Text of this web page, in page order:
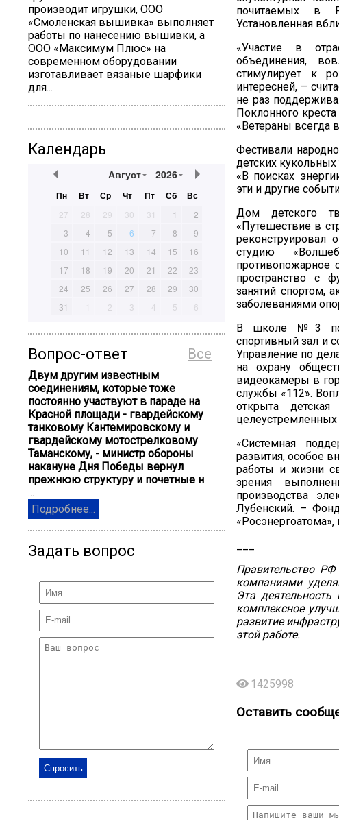
производит игрушки, ООО
«Смоленская вышивка» выполняет
работы по нанесению вышивки, а
ООО «Максимум Плюс» на
современном оборудовании
изготавливает вязаные шарфики
для...
Календарь
Август 2026
Пн Вт Ср Чт Пт Сб Вс
27 28 29 30 31 1
2
3
4 5 6 7 8
9
10
11 12 13 14 15
16
17
18 19 20 21 22
23
24
25 26 27 28 29
30
31
1 2 3 4 5 6
Все
Вопрос-ответ
Двум другим известным
соединениям, которые тоже
постоянно участвуют в параде на
Красной площади - гвардейскому
танковому Кантемировскому и
гвардейскому мотострелковому
Таманскому, - министр обороны
накануне Дня Победы вернул
прежнюю структуру и почетные н
...
Подробнее...
Задать вопрос
почитаемых в
Установленная
«Участие в
объединения,
стимулирует к
интересней, –
не раз
Поклонного
«Ветераны всегда
Фестивали
детских
«В поисках
эти и другие
Дом детского
«Путешествие в
реконструировал
студию
противопожарное
пространство с
занятий спортом,
заболеваниями
В школе №3
спортивный зал и
Управление по
на охрану
видеокамеры в
службы «112».
открыта
«Системная
развития, особое
работы и жизни
зрения
производства
Лубенский. –
Правительство
компаниями
Эта
комплексное
развитие
этой работе.
1425998
Оставить